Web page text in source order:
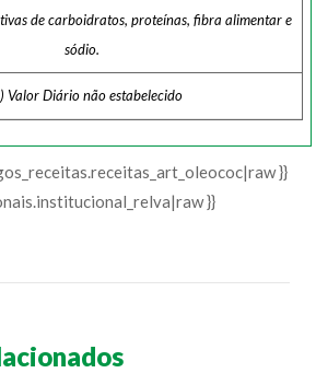
de carboidratos, proteínas, fibra alimentar e
sódio.
Valor Diário não estabelecido
}}
}}